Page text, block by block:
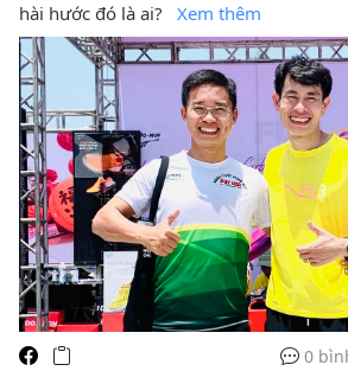
hài hước đó là ai?
Xem thêm
0